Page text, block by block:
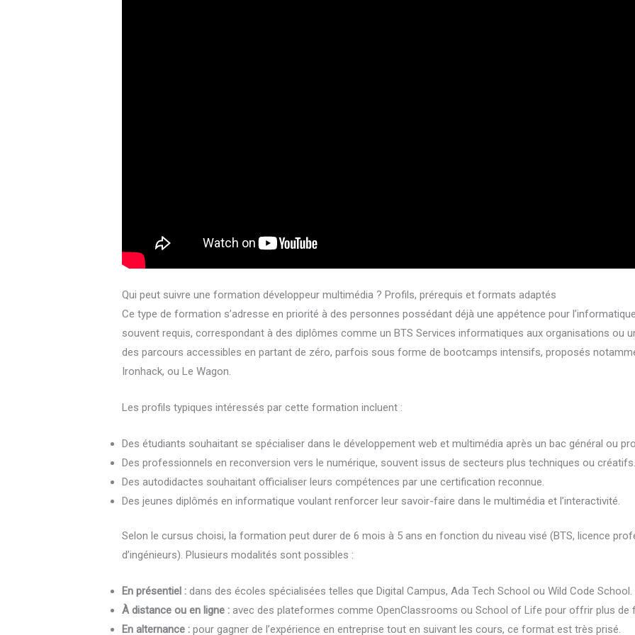
Qui peut suivre une formation développeur multimédia ? Profils, prérequis et formats adaptés
Ce type de formation s’adresse en priorité à des personnes possédant déjà une appétence pour
souvent requis, correspondant à des diplômes comme un BTS Services informatiques aux organisations ou
des parcours accessibles en partant de zéro, parfois sous forme de bootcamps intensifs, proposés
Ironhack, ou Le Wagon.
Les profils typiques intéressés par cette formation incluent :
Des étudiants souhaitant se spécialiser dans le développement web et multimédia après un bac général ou
Des professionnels en reconversion vers le numérique, souvent issus de secteurs plus techniques ou créatifs.
Des autodidactes souhaitant officialiser leurs compétences par une certification reconnue.
Des jeunes diplômés en informatique voulant renforcer leur savoir-faire dans le multimédia et l’interactivité.
Selon le cursus choisi, la formation peut durer de 6 mois à 5 ans en fonction du niveau visé (BTS, licence
d’ingénieurs). Plusieurs modalités sont possibles :
En présentiel : dans des écoles spécialisées telles que Digital Campus, Ada Tech School ou Wild Code School.
À distance ou en ligne : avec des plateformes comme OpenClassrooms ou School of Life pour offrir plus de
En alternance : pour gagner de l’expérience en entreprise tout en suivant les cours, ce format est très prisé.